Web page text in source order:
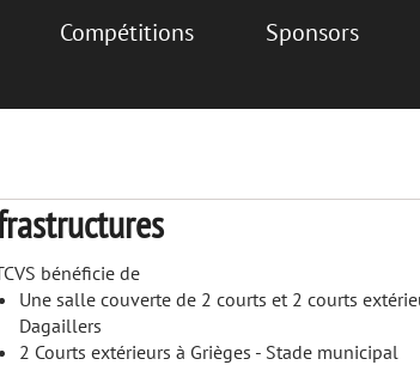
Compétitions Sponsors
bénéficie de
Une salle couverte de 2 courts et 2 courts
Dagaillers
2 Courts extérieurs à Grièges - Stade municipal